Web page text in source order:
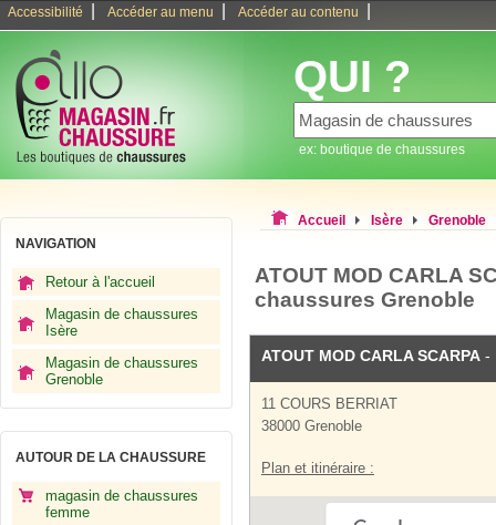
Accessibilité Accéder au menu Accéder au contenu
QUI ?
ex: boutique de chaussures
NAVIGATION
Retour à l'accueil
Magasin de chaussures
Isère
Magasin de chaussures
Grenoble
AUTOUR DE LA CHAUSSURE
magasin de chaussures
femme
Accueil Isère Grenoble
ATOUT MOD CARLA
chaussures Grenoble
ATOUT MOD CARLA SCARPA -
11 COURS BERRIAT
38000 Grenoble
Plan et itinéraire :